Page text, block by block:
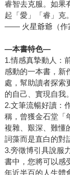
睿智去克服。如果
起「愛」「睿」克。
—— 火星爺爺（作
—本書特色—
1.情感真摯動人：
感動的一本書，新
處，幫助讀者探索
的自己、實現自我。
2.文筆流暢好讀：
稱，曾獲金石堂「
複雜、艱深、難懂
詞藻而是直白的對
3.旁徵博引具說服
書中，您將可以感
年近半百的人生體